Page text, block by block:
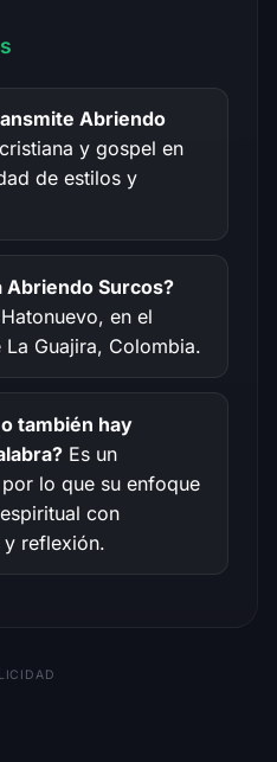
Abriendo
y gospel en
de estilos y
Abriendo Surcos?
en el
Guajira, Colombia.
también hay
Es un
lo que su enfoque
con
reflexión.